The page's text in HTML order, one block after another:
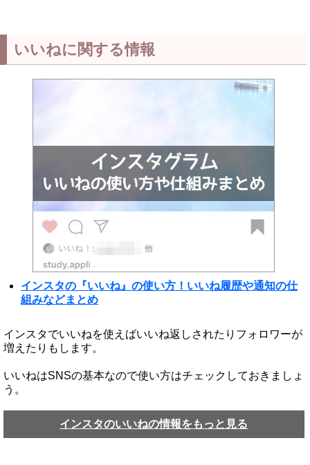
いいねに関する情報
インスタの『いいね』の使い方！いいね履歴や通知の仕
組みなどまとめ
インスタでいいねを使えばいいね返しされたりフォロワーが
増えたりもします。
いいねはSNSの基本なので使い方はチェックしておきましょ
う。
インスタのいいねの情報をもっと見る